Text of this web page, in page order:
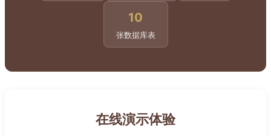
10
张数据库表
在线演示体验